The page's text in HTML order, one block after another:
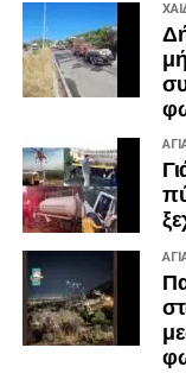
Λίγα λεπτά
πρωθυπουργός,
συλλυπήθηκε την